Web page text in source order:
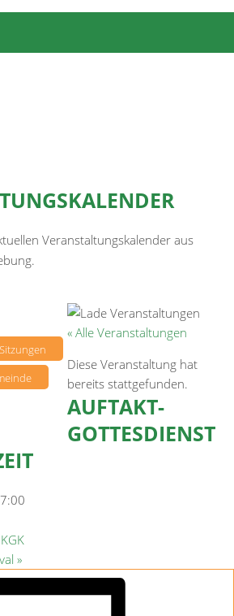
Veranstaltungskalender aus
Sitzungen
« Alle Veranstaltungen
Diese Veranstaltung hat
bereits stattgefunden.
AUFTAKT-
GOTTESDIENST
»